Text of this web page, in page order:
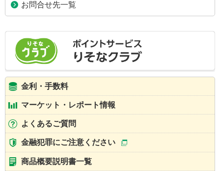
お問合せ先一覧
金利・手数料
マーケット・レポート情報
よくあるご質問
金融犯罪にご注意ください
商品概要説明書一覧